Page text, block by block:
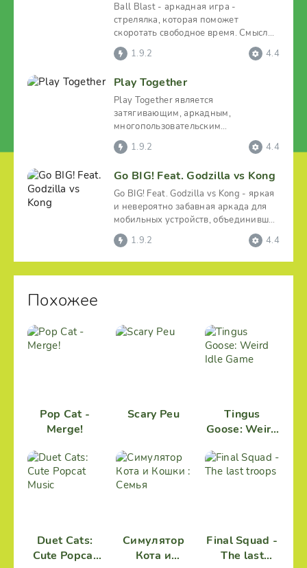
Ball Blast - аркадная игра -
стрелялка, которая поможет
скоротать свободное время. Смысл
игры состоит в том, что
1.9.2 4.4
Play Together
Play Together является
затягивающим, аркадным,
многопользовательским
симулятором с наличием
разноплановых занятий. Этот
1.9.2 4.4
Go BIG! Feat. Godzilla vs Kong
Go BIG! Feat. Godzilla vs Kong - яркая
и невероятно забавная аркада для
мобильных устройств, объединившая
в себе
1.9.2 4.4
Похожее
Pop Cat -
Merge!
Scary Peu
Tingus
Goose: Weird
Duet Cats:
Cute Popcat
Симулятор
Кота и
Final Squad -
The last